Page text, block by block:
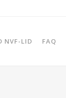
NVF-LID FAQ